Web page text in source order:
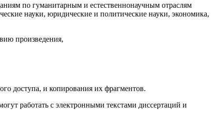
по гуманитарным и естественнонаучным отраслям
науки, юридические и политические науки, экономика,
произведения,
доступа, и копирования их фрагментов.
работать с электронными текстами диссертаций и